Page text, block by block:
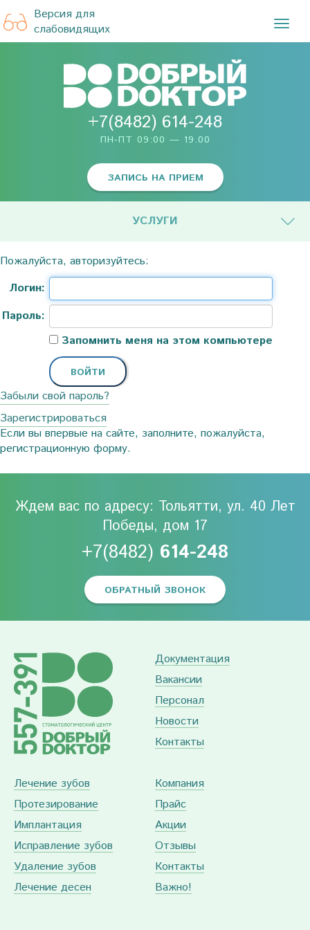
Версия для
слабовидящих
+7(8482) 614-248
ПН-ПТ 09:00 — 19.00
ЗАПИСЬ НА ПРИЕМ
УСЛУГИ
Пожалуйста, авторизуйтесь:
Логин:
Пароль:
Запомнить меня на этом компьютере
Забыли свой пароль?
Зарегистрироваться
Если вы впервые на сайте, заполните, пожалуйста,
регистрационную форму.
Ждем вас по адресу: Тольятти, ул. 40 Лет
Победы, дом 17
+7(8482) 614-248
ОБРАТНЫЙ ЗВОНОК
Документация
Вакансии
Персонал
Новости
Контакты
Лечение зубов
Протезирование
Имплантация
Исправление зубов
Удаление зубов
Лечение десен
Компания
Прайс
Акции
Отзывы
Контакты
Важно!